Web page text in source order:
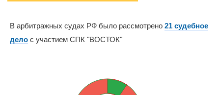
В арбитражных судах РФ было рассмотрено 21 судебное
дело с участием СПК "ВОСТОК"